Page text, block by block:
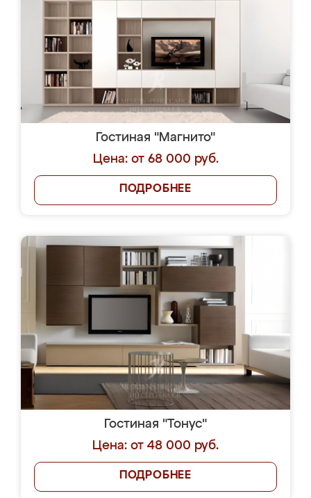
Гостиная "Магнито"
Цена: от 68 000 руб.
ПОДРОБНЕЕ
Гостиная "Тонус"
Цена: от 48 000 руб.
ПОДРОБНЕЕ